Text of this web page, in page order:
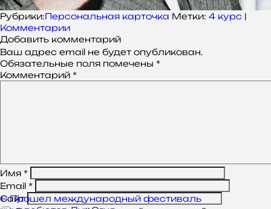
Рубрики:Персональная карточка Метки: 4 курс |
Комментарии
Добавить комментарий
Ваш адрес email не будет опубликован.
Обязательные поля помечены *
Комментарий *
Имя *
Email *
Сайт
Навигация
←Прошел международный фестиваль